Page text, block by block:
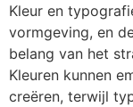
Kleur en
vormgeving, en
belang van het
Kleuren kunnen
creëren, terwijl